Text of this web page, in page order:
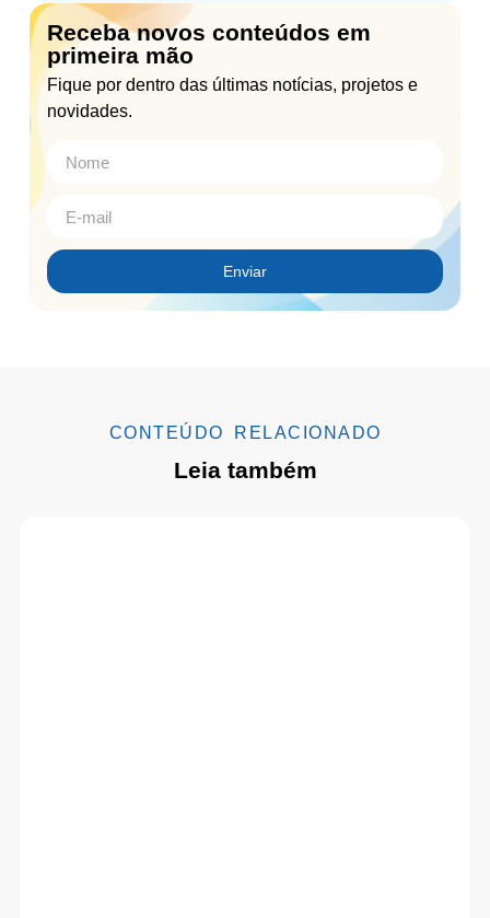
Receba novos conteúdos em
primeira mão
Fique por dentro das últimas notícias, projetos e
novidades.
Enviar
CONTEÚDO RELACIONADO
Leia também